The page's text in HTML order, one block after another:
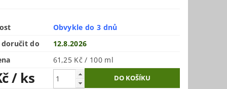
Obvykle do 3 dnů
doručit do
12.8.2026
61,25 Kč / 100 ml
/ ks